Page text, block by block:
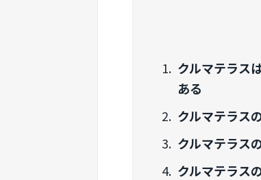
クルマテラス
ある
クルマテラス
クルマテラス
クルマテラス